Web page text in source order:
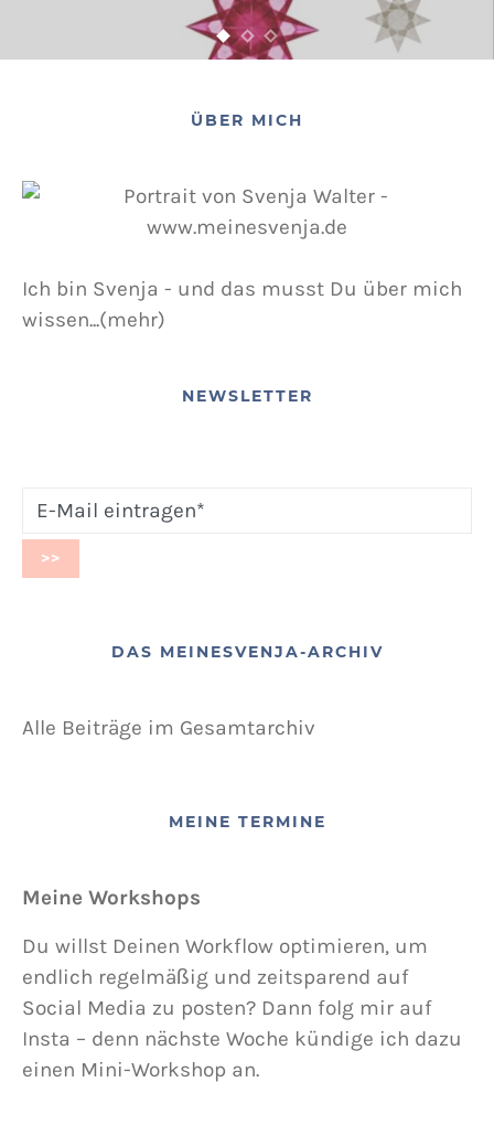
ÜBER MICH
Ich bin Svenja - und das musst Du über mich
wissen...(mehr)
NEWSLETTER
DAS MEINESVENJA-ARCHIV
Alle Beiträge im Gesamtarchiv
MEINE TERMINE
Meine Workshops
Du willst Deinen Workflow optimieren, um
endlich regelmäßig und zeitsparend auf
Social Media zu posten? Dann folg mir auf
Insta – denn nächste Woche kündige ich dazu
einen Mini-Workshop an.